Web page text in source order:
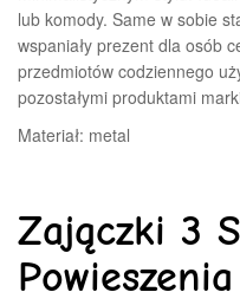
lub komody. Same w sobie
wspaniały prezent dla osób
przedmiotów codziennego
pozostałymi produktami
Materiał: metal
Zajączki 3